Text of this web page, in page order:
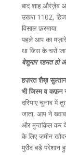
बाद शाह औरंज़ेब
उखरा 1102,
विसाल फ़रमाया
पहले आप का मज़ारे
था जिस के चरों
बेशुमार रहमत हो
हज़रत शैख़
भी जिस्म व कफ़न
दरियाए चुनाब में
जाता, आप ने
और मुन्तक़िल कर
के लिए ज़मीन
मुरीद बड़े परेशान